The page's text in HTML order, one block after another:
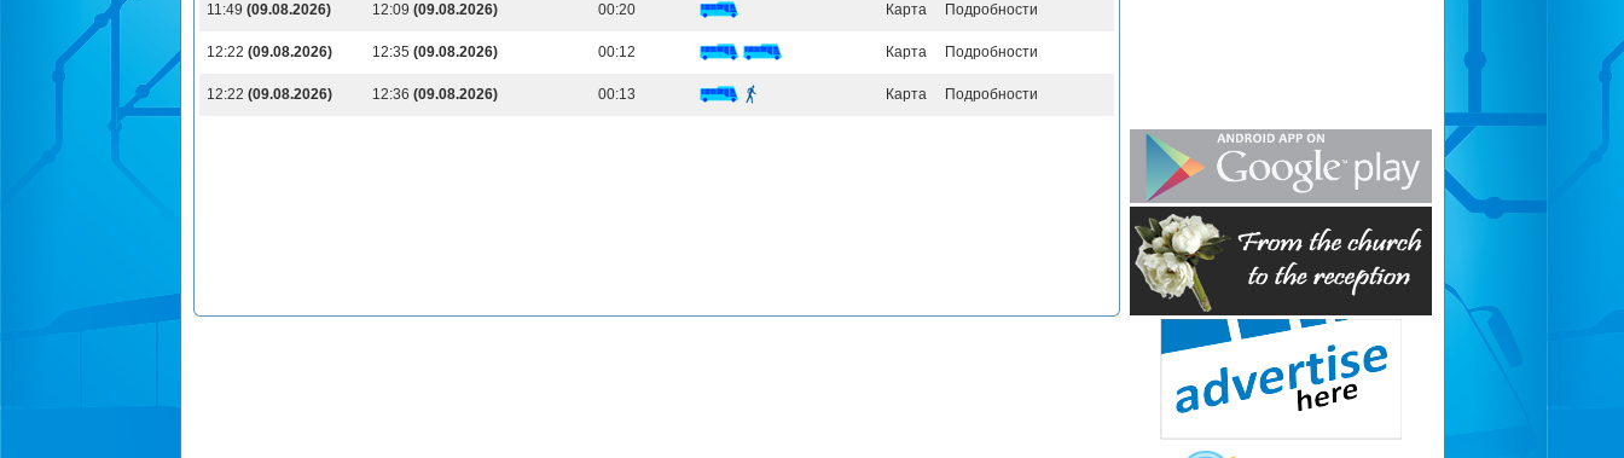
11:49 (09.08.2026) 12:09 (09.08.2026) 00:20 Карта Подробности
12:22 (09.08.2026) 12:35 (09.08.2026) 00:12 Карта Подробности
12:22 (09.08.2026) 12:36 (09.08.2026) 00:13 Карта Подробности